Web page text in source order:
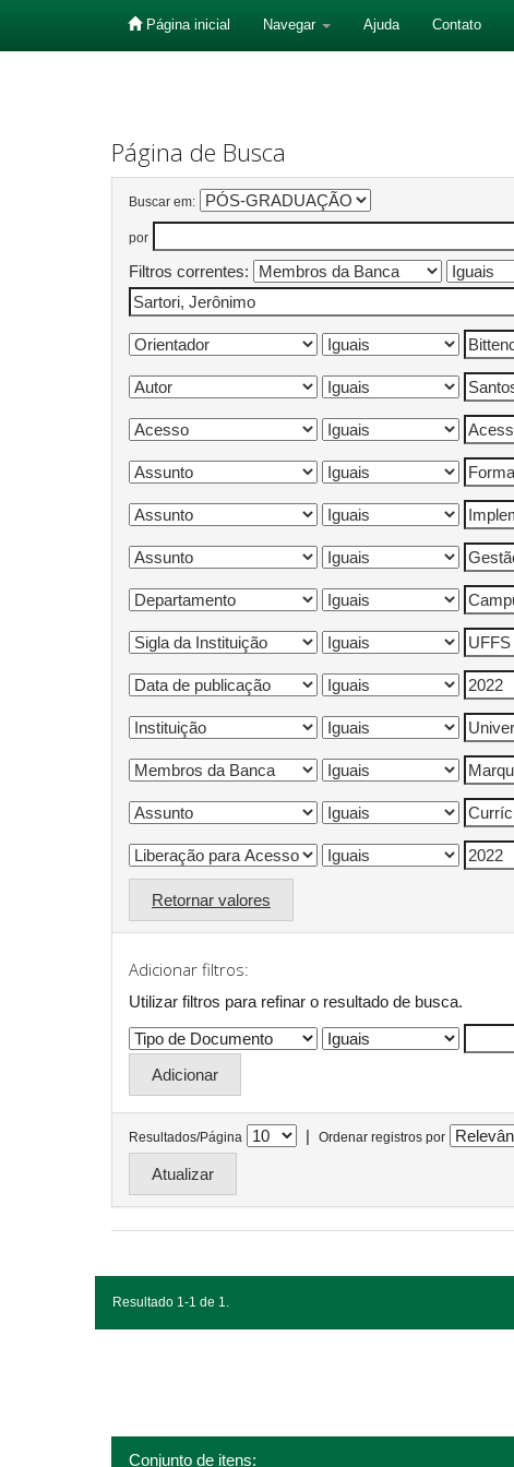
Página inicial Navegar Ajuda Contato
Página de Busca
Buscar em:
por
Filtros correntes:
Retornar valores
Adicionar filtros:
Utilizar filtros para refinar o resultado de busca.
Resultados/Página | Ordenar registros por
Resultado 1-1 de 1.
Conjunto de itens: